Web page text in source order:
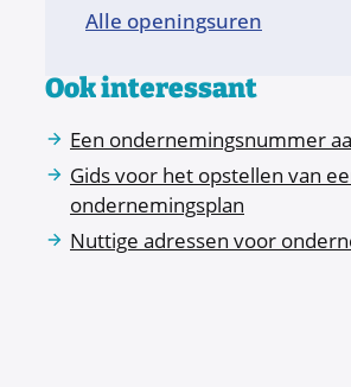
Alle openingsuren
Ook interessant
Een ondernemingsnummer
Gids voor het opstellen van
ondernemingsplan
Nuttige adressen voor